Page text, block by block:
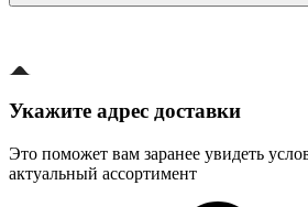
Укажите адрес доставки
Это поможет вам заранее увидеть
актуальный ассортимент